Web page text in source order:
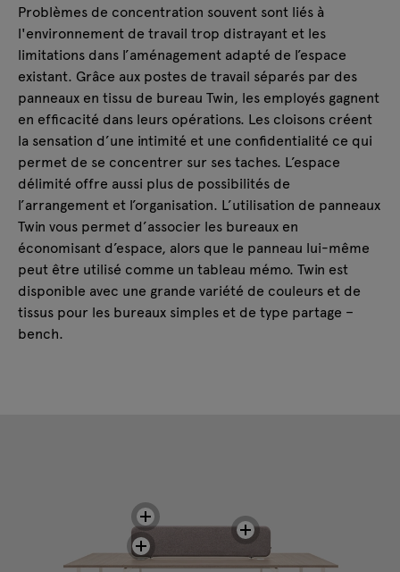
Problèmes de concentration souvent sont liés à
l'environnement de travail trop distrayant et les
limitations dans l’aménagement adapté de l’espace
existant. Grâce aux postes de travail séparés par des
panneaux en tissu de bureau Twin, les employés gagnent
en efficacité dans leurs opérations. Les cloisons créent
la sensation d’une intimité et une confidentialité ce qui
permet de se concentrer sur ses taches. L’espace
délimité offre aussi plus de possibilités de
l’arrangement et l’organisation. L’utilisation de panneaux
Twin vous permet d’associer les bureaux en
économisant d’espace, alors que le panneau lui-même
peut être utilisé comme un tableau mémo. Twin est
disponible avec une grande variété de couleurs et de
tissus pour les bureaux simples et de type partage –
bench.